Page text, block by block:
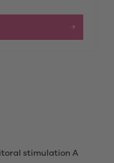
stimulation A